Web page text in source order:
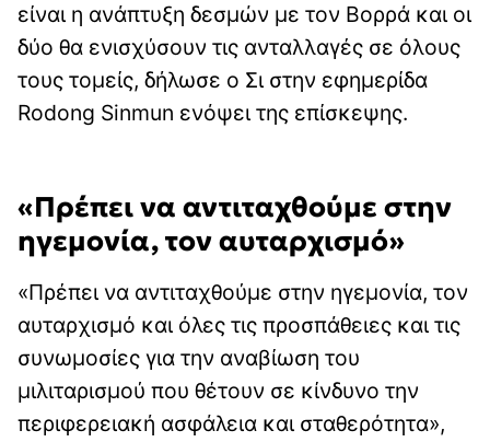
είναι η ανάπτυξη δεσμών με τον Βορρά και οι
δύο θα ενισχύσουν τις ανταλλαγές σε όλους
τους τομείς, δήλωσε ο Σι στην εφημερίδα
Rodong Sinmun ενόψει της επίσκεψης.
«Πρέπει να αντιταχθούμε στην
ηγεμονία, τον αυταρχισμό»
«Πρέπει να αντιταχθούμε στην ηγεμονία, τον
αυταρχισμό και όλες τις προσπάθειες και τις
συνωμοσίες για την αναβίωση του
μιλιταρισμού που θέτουν σε κίνδυνο την
περιφερειακή ασφάλεια και σταθερότητα»,